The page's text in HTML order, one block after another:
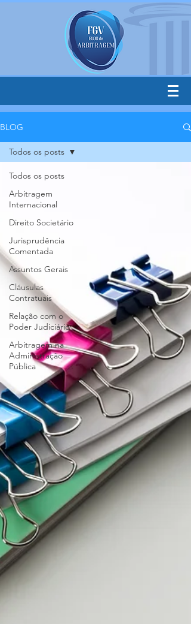
BLOG
Todos os posts
Arbitragem
Internacional
Direito Societário
Jurisprudência
Comentada
Assuntos Gerais
Cláusulas
Contratuais
Relação com o
Poder Judiciário
Arbitragem na
Administração
Pública
Todos os posts